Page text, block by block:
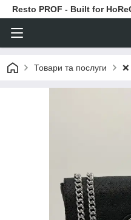
Resto PROF - Built for
Товари та послуги